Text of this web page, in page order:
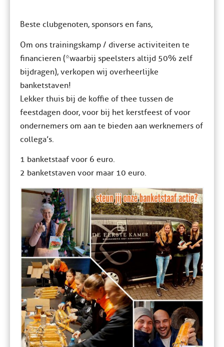
Beste clubgenoten, sponsors en fans,
Om ons trainingskamp / diverse activiteiten te
financieren (*waarbij speelsters altijd 50% zelf
bijdragen), verkopen wij overheerlijke
banketstaven!
Lekker thuis bij de koffie of thee tussen de
feestdagen door, voor bij het kerstfeest of voor
ondernemers om aan te bieden aan werknemers of
collega’s.
1 banketstaaf voor 6 euro.
2 banketstaven voor maar 10 euro.